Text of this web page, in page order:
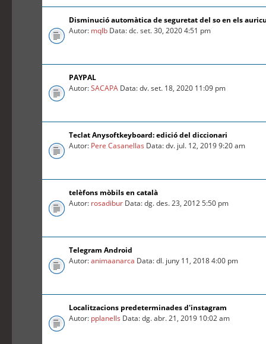
Disminució automàtica de seguretat del so en els
Autor: mqlb Data: dc. set. 30, 2020 4:51 pm
PAYPAL
Autor:SACAPA Data: dv. set. 18, 2020 11:09 pm
Teclat Anysoftkeyboard: edició del diccionari
Autor: Pere Casanellas Data: dv. jul. 12, 2019 9:20 am
telèfons mòbils en català
Autor: rosadibur Data: dg. des. 23, 2012 5:50 pm
Telegram Android
Autor:animaanarca Data: dl. juny 11, 2018 4:00 pm
Localitzacions predeterminades d'instagram
Autor: pplanells Data: dg. abr. 21, 2019 10:02 am